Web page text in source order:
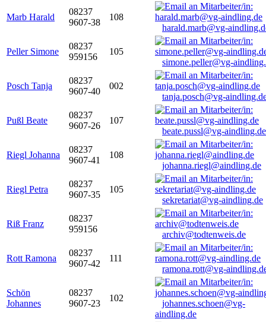
Marb Harald
08237
9607-38
108
harald.marb@vg-
Peller Simone
08237
959156
105
simone.peller@vg-
Posch Tanja
08237
9607-40
002
tanja.posch@vg-
Pußl Beate
08237
9607-26
107
beate.pussl@vg-aindling.de
Riegl Johanna
08237
9607-41
108
johanna.riegl@aindling.de
Riegl Petra
08237
9607-35
105
sekretariat@vg-aindling.de
Riß Franz
08237
959156
archiv@todtenweis.de
Rott Ramona
08237
9607-42
111
ramona.rott@vg-
Schön
Johannes
08237
9607-23
102
johannes.schoen@vg-
aindling.de